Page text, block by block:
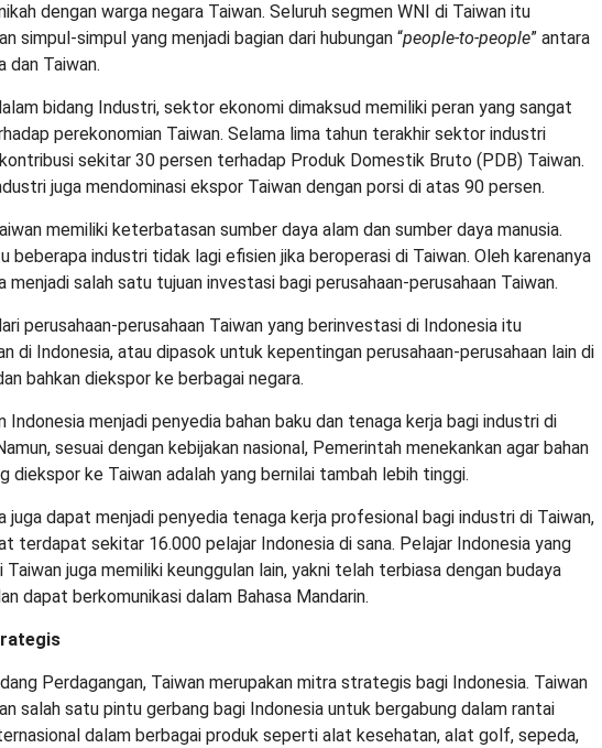
dengan warga negara Taiwan. Seluruh segmen WNI di Taiwan itu
simpul-simpul yang menjadi bagian dari hubungan “people-to-people” antara
dan Taiwan.
bidang Industri, sektor ekonomi dimaksud memiliki peran yang sangat
perekonomian Taiwan. Selama lima tahun terakhir sektor industri
sekitar 30 persen terhadap Produk Domestik Bruto (PDB) Taiwan.
juga mendominasi ekspor Taiwan dengan porsi di atas 90 persen.
memiliki keterbatasan sumber daya alam dan sumber daya manusia.
beberapa industri tidak lagi efisien jika beroperasi di Taiwan. Oleh karenanya
menjadi salah satu tujuan investasi bagi perusahaan-perusahaan Taiwan.
perusahaan-perusahaan Taiwan yang berinvestasi di Indonesia itu
di Indonesia, atau dipasok untuk kepentingan perusahaan-perusahaan lain di
bahkan diekspor ke berbagai negara.
Indonesia menjadi penyedia bahan baku dan tenaga kerja bagi industri di
sesuai dengan kebijakan nasional, Pemerintah menekankan agar bahan
diekspor ke Taiwan adalah yang bernilai tambah lebih tinggi.
juga dapat menjadi penyedia tenaga kerja profesional bagi industri di Taiwan,
terdapat sekitar 16.000 pelajar Indonesia di sana. Pelajar Indonesia yang
Taiwan juga memiliki keunggulan lain, yakni telah terbiasa dengan budaya
dapat berkomunikasi dalam Bahasa Mandarin.
Perdagangan, Taiwan merupakan mitra strategis bagi Indonesia. Taiwan
salah satu pintu gerbang bagi Indonesia untuk bergabung dalam rantai
dalam berbagai produk seperti alat kesehatan, alat golf, sepeda,